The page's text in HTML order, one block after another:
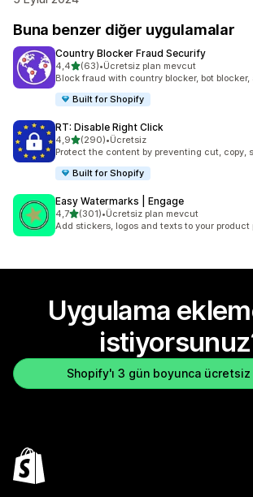
Buna benzer diğer uygulamalar
Country Blocker Fraud Securify
4,45 yıldız üzerinden
(63)
toplam 63 değerlendirme
•Ücretsiz plan mevcut
Block fraud with country blocker, bot blocker,
Built for Shopify
RT: Disable Right Click
4,95 yıldız üzerinden
(290)
toplam 290 değerlendirme
•Ücretsiz
Protect the content by preventing cut, copy,
Built for Shopify
Easy Watermarks | Engage
4,75 yıldız üzerinden
(301)
toplam 301 değerlendirme
•Ücretsiz plan mevcut
Add stickers, logos and texts to your product
Uygulama
Shopify'ı 3 gün boyunca